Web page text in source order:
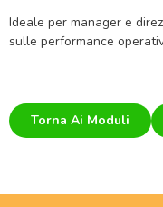
Ideale per manager e
sulle performance
Torna Ai Moduli